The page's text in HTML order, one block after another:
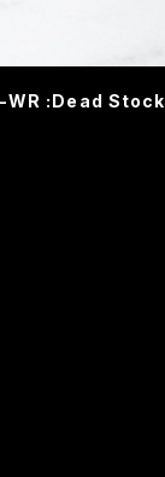
WR :Dead Stock